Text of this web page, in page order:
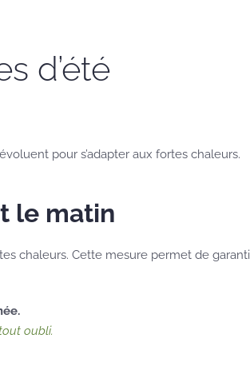
d’été
pour s’adapter aux fortes chaleurs.
le matin
chaleurs. Cette mesure permet de
oubli.